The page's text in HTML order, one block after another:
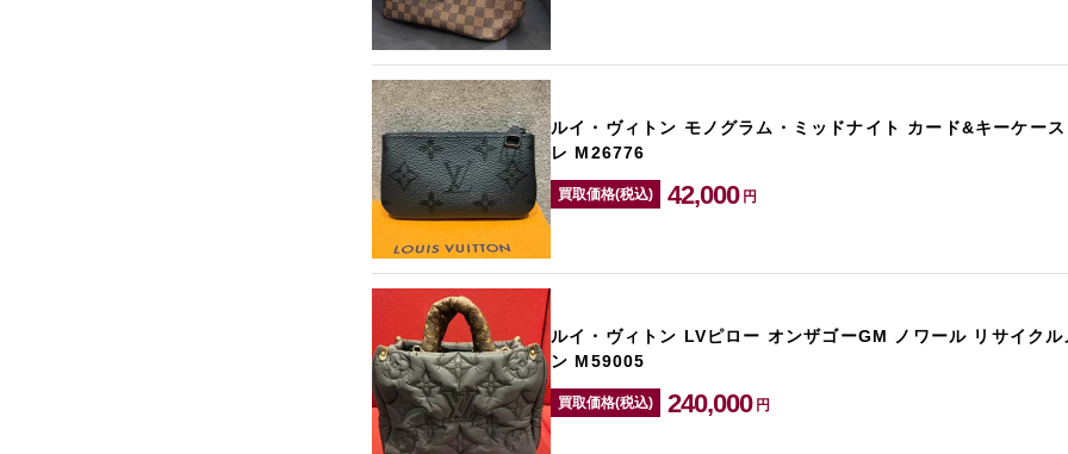
ルイ・ヴィトン モノグラム・ミッドナイト カード&キーケー
レ M26776
買取価格(税込) 42,000 円
ルイ・ヴィトン LVピロー オンザゴーGM ノワール リサイクル
ン M59005
買取価格(税込) 240,000 円